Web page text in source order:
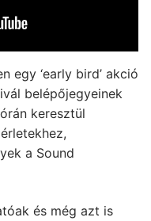
egy ‘early bird’ akció
belépőjegyeinek
keresztül
a Sound
és még azt is